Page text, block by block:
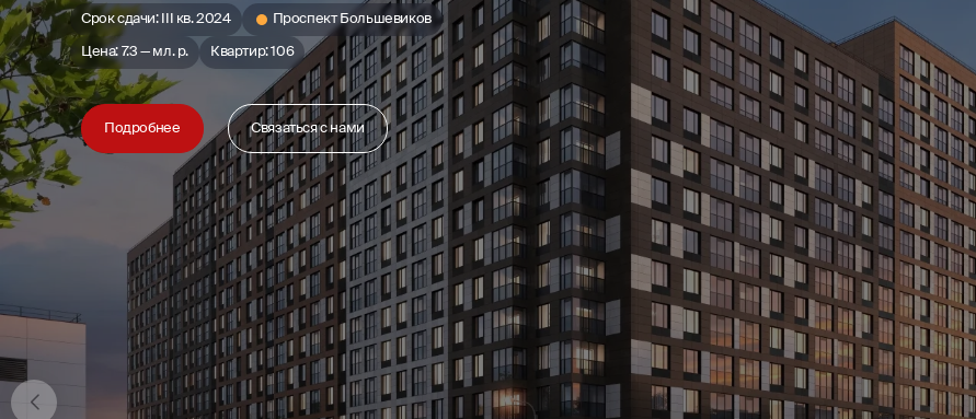
Срок сдачи: III кв. 2024 Проспект Большевиков
Цена: 7.3 — мл. р. Квартир: 106
Подробнее Связаться с нами